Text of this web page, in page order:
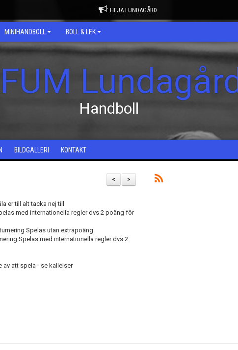
HEJA LUNDAGÅRD
MINIHANDBOLL BOLL & LEK
Lundagård
Handboll
BILDGALLERI KONTAKT
>
<
er till alt tacka nej till
med internationella regler dvs 2 poäng för
Spelas utan extrapoäng
Spelas med internationella regler dvs 2
av att spela - se kallelser